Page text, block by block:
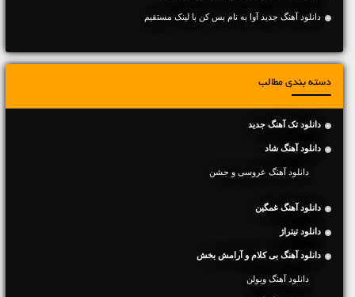
دانلود آهنگ جديد آوا به نام بس کن با لینک مستقیم
دسته بندی مطالب
دانلود تک آهنگ جدید
دانلود آهنگ شاد
دانلود آهنگ عروسی و جشن
دانلود آهنگ غمگین
دانلود تیتراژ
دانلود آهنگ بی کلام و آرامش بخش
دانلود آهنگ ویولن